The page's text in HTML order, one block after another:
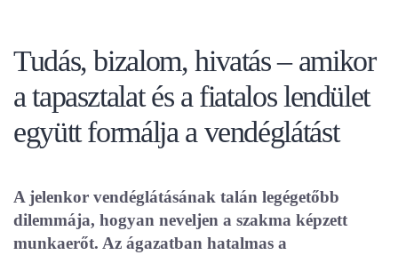
Tudás, bizalom, hivatás – amikor
a tapasztalat és a fiatalos lendület
együtt formálja a vendéglátást
A jelenkor vendéglátásának talán legégetőbb
dilemmája, hogyan neveljen a szakma képzett
munkaerőt. Az ágazatban hatalmas a